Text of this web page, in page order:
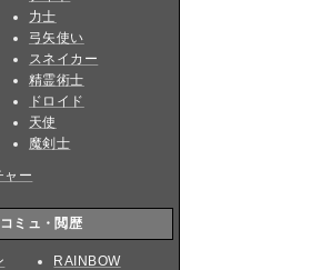
力士
弓矢使い
スネイカー
精霊術士
ドロイド
天使
魔剣士
ャー
コミュ・閲歴
RAINBOW